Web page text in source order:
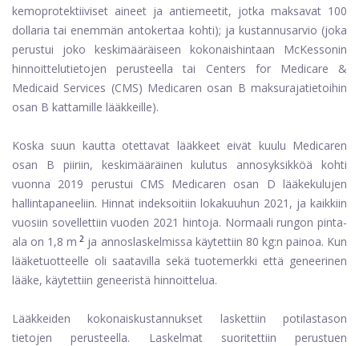
kemoprotektiiviset aineet ja antiemeetit, jotka maksavat 100
dollaria tai enemmän antokertaa kohti); ja kustannusarvio (joka
perustui joko keskimääräiseen kokonaishintaan McKessonin
hinnoittelutietojen perusteella tai Centers for Medicare &
Medicaid Services (CMS) Medicaren osan B maksurajatietoihin
osan B kattamille lääkkeille).
Koska suun kautta otettavat lääkkeet eivät kuulu Medicaren
osan B piiriin, keskimääräinen kulutus annosyksikköä kohti
vuonna 2019 perustui CMS Medicaren osan D lääkekulujen
hallintapaneeliin. Hinnat indeksoitiin lokakuuhun 2021, ja kaikkiin
vuosiin sovellettiin vuoden 2021 hintoja. Normaali rungon pinta-
ala on 1,8 m 2 ja annoslaskelmissa käytettiin 80 kg:n painoa. Kun
lääketuotteelle oli saatavilla sekä tuotemerkki että geneerinen
lääke, käytettiin geneeristä hinnoittelua.
Lääkkeiden kokonaiskustannukset laskettiin potilastason
tietojen perusteella. Laskelmat suoritettiin perustuen